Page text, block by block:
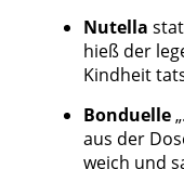
Nutella
hieß der
Kindheit
Bonduelle
aus der
weich und